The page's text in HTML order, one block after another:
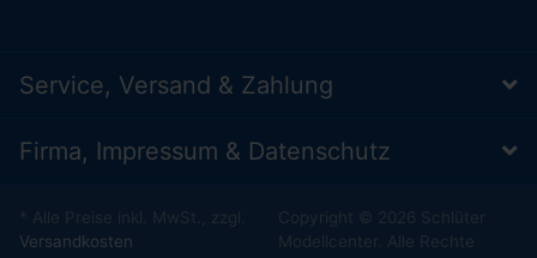
Service, Versand & Zahlung
Firma, Impressum & Datenschutz
* Alle Preise inkl. MwSt., zzgl.
Versandkosten
Copyright © 2026 Schlüter
Modellcenter. Alle Rechte